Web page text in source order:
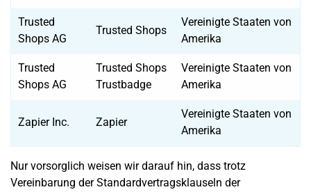
Trusted
Shops AG
Trusted Shops
Vereinigte Staaten von
Amerika
Trusted
Shops AG
Trusted Shops
Trustbadge
Vereinigte Staaten von
Amerika
Zapier Inc. Zapier
Vereinigte Staaten von
Amerika
Nur vorsorglich weisen wir darauf hin, dass trotz
Vereinbarung der Standardvertragsklauseln der